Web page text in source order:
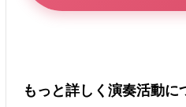
もっと詳しく演奏活動